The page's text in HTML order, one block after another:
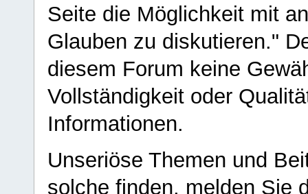
Seite die Möglichkeit mit
Glauben zu diskutieren."
diesem Forum keine
Vollständigkeit oder
Informationen.
Unseriöse Themen und
solche finden, melden Sie